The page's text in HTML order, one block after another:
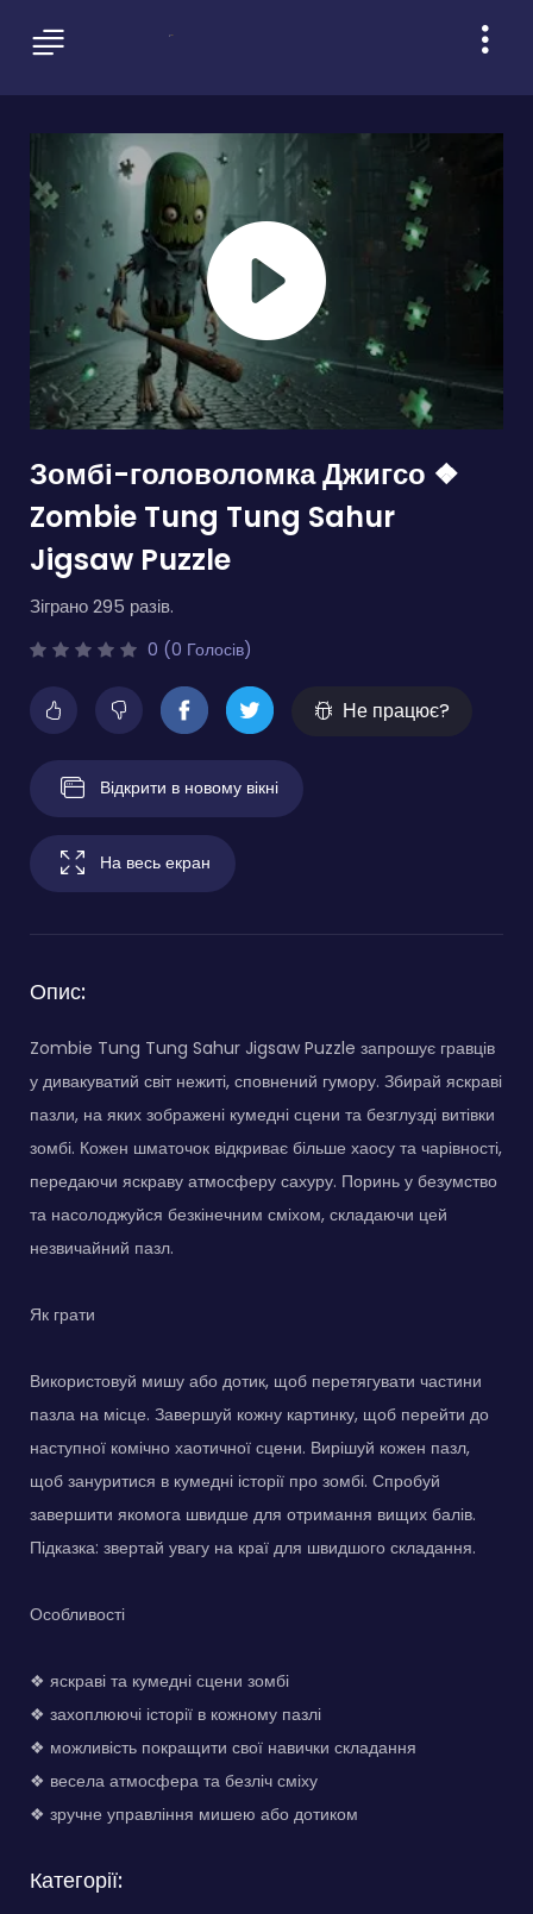
Зомбі-головоломка Джигсо ❖
Zombie Tung Tung Sahur
Jigsaw Puzzle
Зіграно 295 разів.
0 (0 Голосів)
Не працює?
Відкрити в новому вікні
На весь екран
Опис:
Zombie Tung Tung Sahur Jigsaw Puzzle запрошує гравців
у дивакуватий світ нежиті, сповнений гумору. Збирай яскраві
пазли, на яких зображені кумедні сцени та безглузді витівки
зомбі. Кожен шматочок відкриває більше хаосу та чарівності,
передаючи яскраву атмосферу сахуру. Поринь у безумство
та насолоджуйся безкінечним сміхом, складаючи цей
незвичайний пазл.
Як грати
Використовуй мишу або дотик, щоб перетягувати частини
пазла на місце. Завершуй кожну картинку, щоб перейти до
наступної комічно хаотичної сцени. Вирішуй кожен пазл,
щоб зануритися в кумедні історії про зомбі. Спробуй
завершити якомога швидше для отримання вищих балів.
Підказка: звертай увагу на краї для швидшого складання.
Особливості
❖ яскраві та кумедні сцени зомбі
❖ захоплюючі історії в кожному пазлі
❖ можливість покращити свої навички складання
❖ весела атмосфера та безліч сміху
❖ зручне управління мишею або дотиком
Категорії: